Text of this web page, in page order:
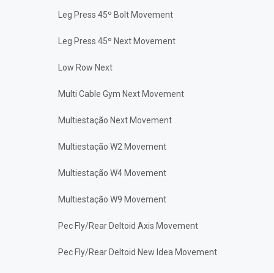
Leg Press 45º Bolt Movement
Leg Press 45º Next Movement
Low Row Next
Multi Cable Gym Next Movement
Multiestação Next Movement
Multiestação W2 Movement
Multiestação W4 Movement
Multiestação W9 Movement
Pec Fly/Rear Deltoid Axis Movement
Pec Fly/Rear Deltoid New Idea Movement